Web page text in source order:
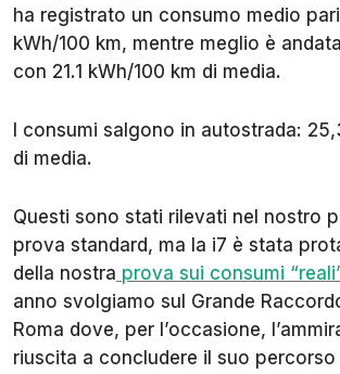
ha registrato un consumo medio pari
kWh/100 km, mentre meglio è
con 21.1 kWh/100 km di media.
I consumi salgono in autostrada:
di media.
Questi sono stati rilevati nel nostro
prova standard, ma la i7 è stata
della nostra prova sui consumi
anno svolgiamo sul Grande
Roma dove, per l’occasione,
riuscita a concludere il suo percorso